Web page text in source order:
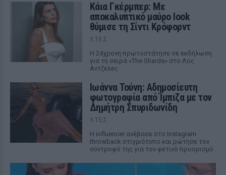
Κάια Γκέρμπερ: Με
αποκαλυπτικό μαύρο look
θύμισε τη Σίντι Κρόφορντ
ΧΤΕΣ
Η 24χρονη πρωτοστάτησε σε εκδήλωση
για τη σειρά «The Shards» στο Λος
Αντζελες
Ιωάννα Τούνη: Αδημοσίευτη
φωτογραφία από Ίμπιζα με τον
Δημήτρη Σπυριδωνίδη
ΧΤΕΣ
Η influencer ανέβασε στο Instagram
throwback στιγμιότυπο και ρώτησε τον
σύντροφό της για τον φετινό προορισμό